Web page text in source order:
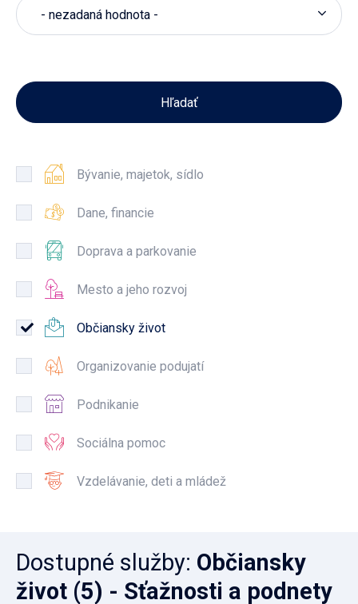
- nezadaná hodnota -
Bývanie, majetok, sídlo
Dane, financie
Doprava a parkovanie
Mesto a jeho rozvoj
Občiansky život
Organizovanie podujatí
Podnikanie
Sociálna pomoc
Vzdelávanie, deti a mládež
Dostupné služby: Občiansky
život (5) - Sťažnosti a podnety